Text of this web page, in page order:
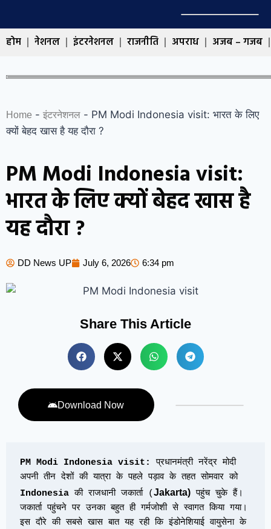
होम नेशनल इंटरनेशनल राजनीति अपराध अजब – गजब
Home - इंटरनेशनल - PM Modi Indonesia visit: भारत के लिए
क्यों बेहद खास है यह दौरा ?
PM Modi Indonesia visit:
भारत के लिए क्यों बेहद खास है
यह दौरा ?
DD News UP July 6, 2026 6:34 pm
Share This Article
Download Now
PM Modi Indonesia visit:
प्रधानमंत्री नरेंद्र मोदी
अपनी तीन देशों की यात्रा के पहले पड़ाव के तहत सोमवार को
Indonesia की राजधानी जकार्ता (Jakarta) पहुंच चुके हैं।
जकार्ता पहुंचने पर उनका बहुत ही गर्मजोशी से स्वागत किया गया।
इस दौरे की सबसे खास बात यह रही कि इंडोनेशियाई वायुसेना के